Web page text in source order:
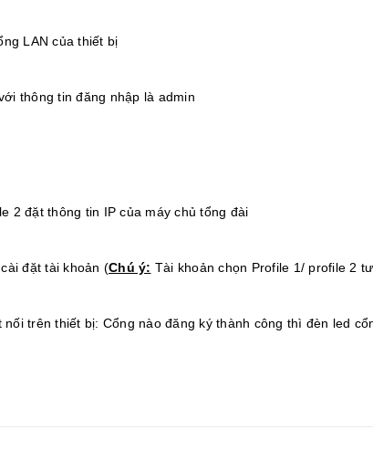
LAN của thiết bị
thông tin đăng nhập là admin
2 đặt thông tin IP của máy chủ tổng đài
đặt tài khoản (Chú ý: Tài khoản chọn Profile 1/ profile 2
nối trên thiết bị: Cổng nào đăng ký thành công thì đèn led